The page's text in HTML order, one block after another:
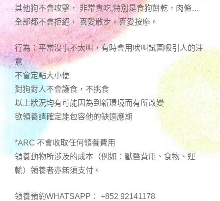
其他狗不會攻擊， 非常貪吃,特別是食狗餅乾，肉條…
全部都不會拒絕， 喜愛散步，喜愛按摩。
行為：平常沒事不太叫，有時會用吠叫試圖吸引人的注
意
不會定點大小便
對狗對人不會護食，不挑食
以上狀況均有可能因為到新環境而有所改變
欲領養請確定能包容他的缺適應期
*ARC 不會收取任何領養費用
領養動物所涉及的成本（例如：獸醫費用、食物、運
輸）領養者亦無須支付。
領養預約WHATSAPP： +852 92141178